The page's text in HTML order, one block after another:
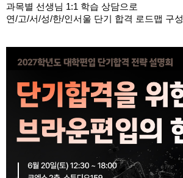
과목별 선생님 1:1 학습 상담으로
연/고/서/성/한/인서울 단기 합격 로드맵 구성